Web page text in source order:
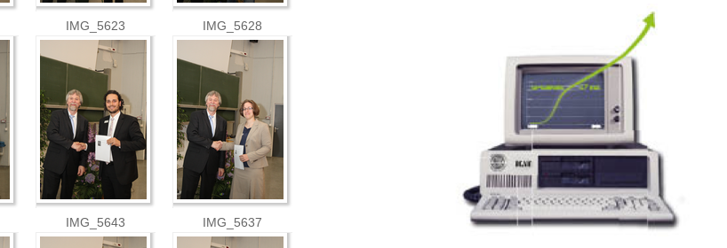
IMG_5623 IMG_5628
IMG_5643 IMG_5637